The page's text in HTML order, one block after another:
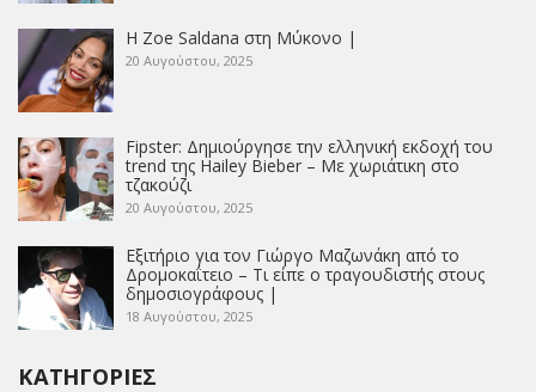
Η Zoe Saldana στη Μύκονο |
20 Αυγούστου, 2025
Fipster: Δημιούργησε την ελληνική εκδοχή του
trend της Hailey Bieber – Με χωριάτικη στο
τζακούζι
20 Αυγούστου, 2025
Εξιτήριο για τον Γιώργο Μαζωνάκη από το
Δρομοκαΐτειο – Τι είπε ο τραγουδιστής στους
δημοσιογράφους |
18 Αυγούστου, 2025
ΚΑΤΗΓΟΡΊΕΣ